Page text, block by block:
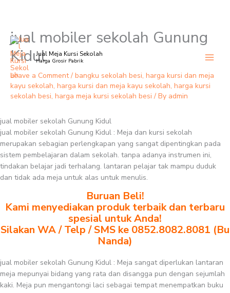
Skip
content
Jual Meja Kursi Sekolah
Harga Grosir Pabrik
jual mobiler sekolah Gunung
Kidul
Leave a Comment / bangku sekolah besi, harga kursi dan meja
kayu sekolah, harga kursi dan meja kayu sekolah, harga kursi
sekolah besi, harga meja kursi sekolah besi / By admin
jual mobiler sekolah Gunung Kidul
jual mobiler sekolah Gunung Kidul : Meja dan kursi sekolah
merupakan sebagian perlengkapan yang sangat dipentingkan pada
sistem pembelajaran dalam sekolah. tanpa adanya instrumen ini,
tindakan belajar jadi terhalang. lantaran pelajar tak mampu duduk
dan tidak ada meja untuk alas untuk menulis.
Buruan Beli!
Kami menyediakan produk terbaik dan terbaru
spesial untuk Anda!
Silakan WA / Telp / SMS ke 0852.8082.8081 (Bu
Nanda)
jual mobiler sekolah Gunung Kidul : Meja sangat diperlukan lantaran
meja mepunyai bidang yang rata dan disangga pun dengan sejumlah
kaki. Meja pun mengantongi laci sebagai tempat menempatkan buku